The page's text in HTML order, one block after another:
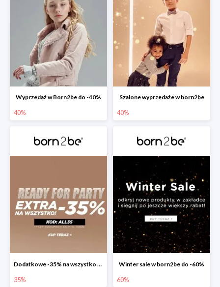
Wyprzedaż w Born2be do -40%
40%
Szalone wyprzedaże w born2be
40%
Dodatkowe -35% na wszystko w born2be
35%
Winter sale w born2be do -60%
60%